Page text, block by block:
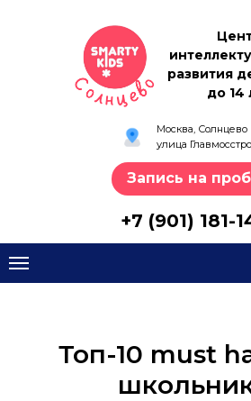
Москва, Солнцево
улица
Запись на
+7 (901) 181-
развития
до 14
Топ-10 must